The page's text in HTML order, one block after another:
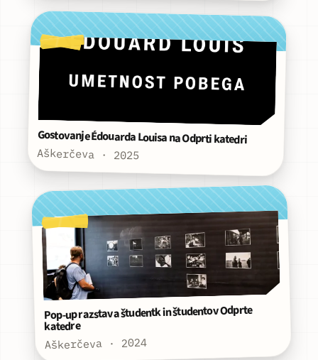
Gostovanje Édouarda Louisa na Odprti katedri
Aškerčeva · 2025
Pop-up razstava študentk in študentov Odprte
katedre
Aškerčeva · 2024